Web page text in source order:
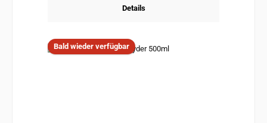
Details
Bald wieder verfügbar